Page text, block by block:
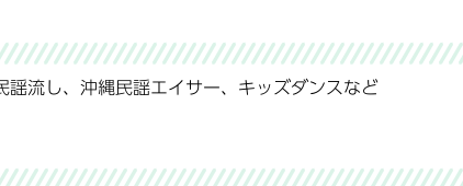
流し、沖縄民謡エイサー、キッズダンスなど